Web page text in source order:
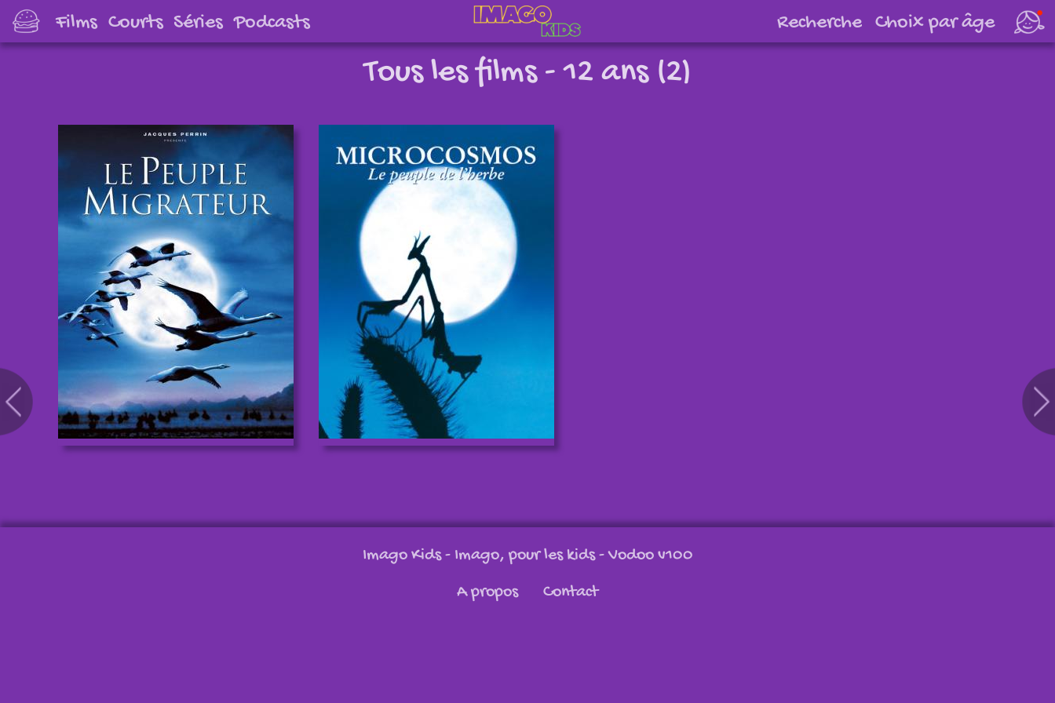
Films Courts Séries Podcasts Choix par âge
Tous les films - 12 ans (2)
Imago Kids - Imago, pour les kids- Vodoo v100
A propos
Contact